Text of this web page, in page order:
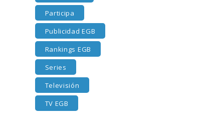
Participa
Publicidad EGB
Rankings EGB
Series
Televisión
TV EGB